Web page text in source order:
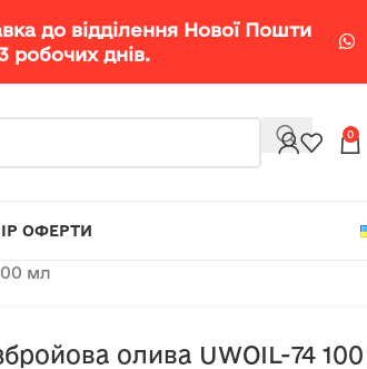
до відділення Нової Пошти
робочих днів.
0
ОФЕРТИ
мл
олива UWOIL-74 100